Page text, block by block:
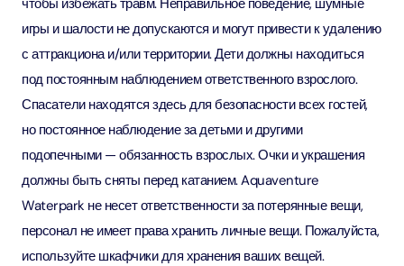
чтобы избежать травм. Неправильное поведение, шумные
игры и шалости не допускаются и могут привести к удалению
с аттракциона и/или территории. Дети должны находиться
под постоянным наблюдением ответственного взрослого.
Спасатели находятся здесь для безопасности всех гостей,
но постоянное наблюдение за детьми и другими
подопечными — обязанность взрослых. Очки и украшения
должны быть сняты перед катанием. Aquaventure
Waterpark не несет ответственности за потерянные вещи,
персонал не имеет права хранить личные вещи. Пожалуйста,
используйте шкафчики для хранения ваших вещей.